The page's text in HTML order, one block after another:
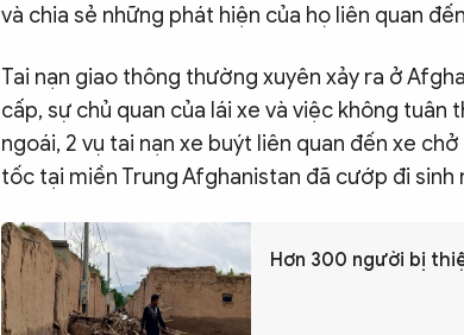
và chia sẻ những phát hiện của họ liên quan
Tai nạn giao thông thường xuyên xảy ra ở
cấp, sự chủ quan của lái xe và việc không tuân
ngoái, 2 vụ tai nạn xe buýt liên quan đến xe
tốc tại miền Trung Afghanistan đã cướp đi sinh
Hơn 300 người bị